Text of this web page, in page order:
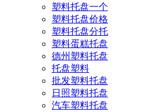
塑料托盘一个
塑料托盘价格
塑料托盘分托
塑料蛋糕托盘
德州塑料托盘
托盘塑料
批发塑料托盘
日照塑料托盘
汽车塑料托盘